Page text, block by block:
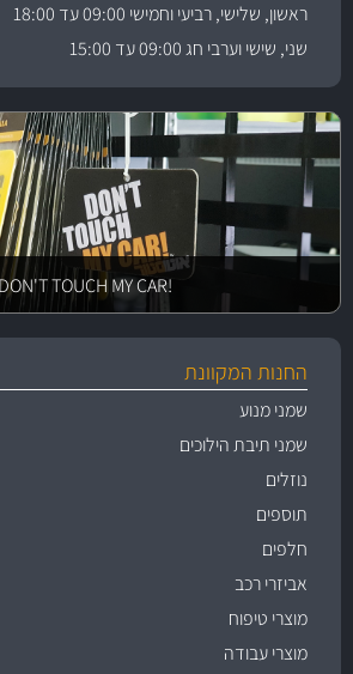
ראשון, שלישי, רביעי וחמישי 09:00 עד 18:00
שני, שישי וערבי חג 09:00 עד 15:00
!DON'T TOUCH MY CAR
החנות המקוונת
שמני מנוע
שמני תיבת הילוכים
נוזלים
תוספים
חלפים
אביזרי רכב
מוצרי טיפוח
מוצרי עבודה